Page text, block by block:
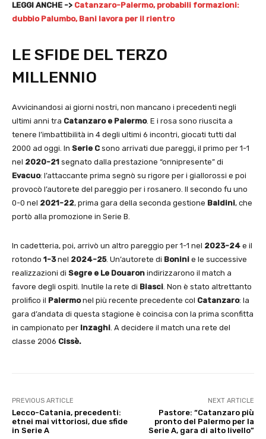
LEGGI ANCHE -> Catanzaro-Palermo, probabili formazioni:
dubbio Palumbo, Bani lavora per il rientro
LE SFIDE DEL TERZO
MILLENNIO
Avvicinandosi ai giorni nostri, non mancano i precedenti negli
ultimi anni tra Catanzaro e Palermo. E i rosa sono riuscita a
tenere l’imbattibilità in 4 degli ultimi 6 incontri, giocati tutti dal
2000 ad oggi. In Serie C sono arrivati due pareggi, il primo per 1-1
nel 2020-21 segnato dalla prestazione “onnipresente” di
Evacuo: l’attaccante prima segnò su rigore per i giallorossi e poi
provocò l’autorete del pareggio per i rosanero. Il secondo fu uno
0-0 nel 2021-22, prima gara della seconda gestione Baldini, che
portò alla promozione in Serie B.
In cadetteria, poi, arrivò un altro pareggio per 1-1 nel 2023-24 e il
rotondo 1-3nel 2024-25. Un’autorete di Bonini e le successive
realizzazioni di Segre e Le Douaron indirizzarono il match a
favore degli ospiti. Inutile la rete di Biasci. Non è stato altrettanto
prolifico il Palermonel più recente precedente col Catanzaro: la
gara d’andata di questa stagione è coincisa con la prima sconfitta
in campionato per Inzaghi. A decidere il match una rete del
classe 2006 Cissè.
PREVIOUS ARTICLE
Lecco-Catania, precedenti:
etnei mai vittoriosi, due sfide
in Serie A
NEXT ARTICLE
Pastore: “Catanzaro più
pronto del Palermo per la
Serie A, gara di alto livello”